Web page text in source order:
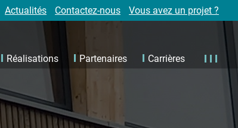
Actualités Contactez-nous Vous avez un projet ?
Réalisations Partenaires Carrières